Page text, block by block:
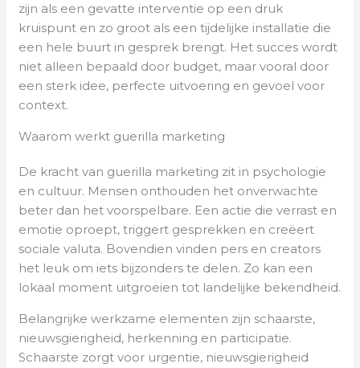
zijn als een gevatte interventie op een druk
kruispunt en zo groot als een tijdelijke installatie die
een hele buurt in gesprek brengt. Het succes wordt
niet alleen bepaald door budget, maar vooral door
een sterk idee, perfecte uitvoering en gevoel voor
context.
Waarom werkt guerilla marketing
De kracht van guerilla marketing zit in psychologie
en cultuur. Mensen onthouden het onverwachte
beter dan het voorspelbare. Een actie die verrast en
emotie oproept, triggert gesprekken en creëert
sociale valuta. Bovendien vinden pers en creators
het leuk om iets bijzonders te delen. Zo kan een
lokaal moment uitgroeien tot landelijke bekendheid.
Belangrijke werkzame elementen zijn schaarste,
nieuwsgierigheid, herkenning en participatie.
Schaarste zorgt voor urgentie, nieuwsgierigheid